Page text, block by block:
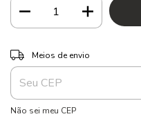
Entregas para o CEP:
Meios de envio
Não sei meu CEP